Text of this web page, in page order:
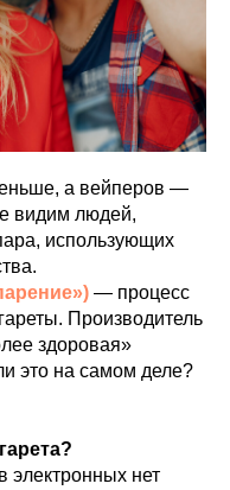
а вейперов —
видим людей,
использующих
— процесс
Производитель
здоровая»
это на самом деле?
электронных нет